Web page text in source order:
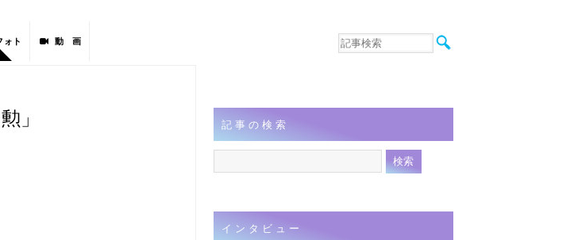
ォト 動 画
音楽
連載
フォト
」 記事の検索
インタビュー